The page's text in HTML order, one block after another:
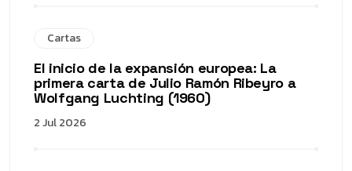
Cartas
El inicio de la expansión europea: La
primera carta de Julio Ramón Ribeyro a
Wolfgang Luchting (1960)
2 Jul 2026